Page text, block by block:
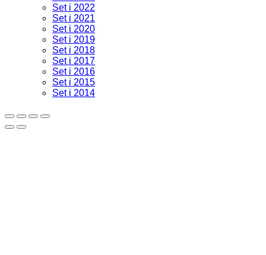
Set i 2022
Set i 2021
Set i 2020
Set i 2019
Set i 2018
Set i 2017
Set i 2016
Set i 2015
Set i 2014